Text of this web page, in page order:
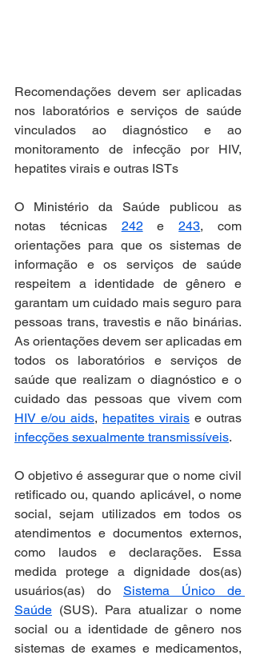
Recomendações devem ser aplicadas
nos laboratórios e serviços de saúde
vinculados ao diagnóstico e ao
monitoramento de infecção por HIV,
hepatites virais e outras ISTs
O Ministério da Saúde publicou as
notas técnicas 242 e 243, com
orientações para que os sistemas de
informação e os serviços de saúde
respeitem a identidade de gênero e
garantam um cuidado mais seguro para
pessoas trans, travestis e não binárias.
As orientações devem ser aplicadas em
todos os laboratórios e serviços de
saúde que realizam o diagnóstico e o
HIV e/ou aids, hepatites virais
infecções sexualmente transmissíveis.
O objetivo é assegurar que o nome civil
retificado ou, quando aplicável, o nome
social, sejam utilizados em todos os
atendimentos e documentos externos,
como laudos e declarações. Essa
medida protege a dignidade dos(as)
usuários(as) do Sistema Único de
Saúde (SUS). Para atualizar o nome
social ou a identidade de gênero nos
sistemas de exames e medicamentos,